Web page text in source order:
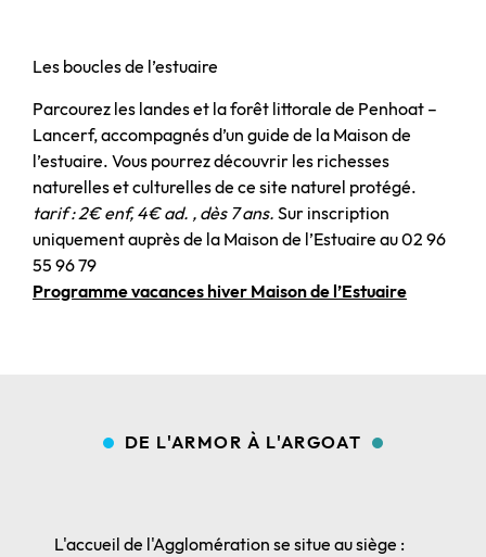
Les boucles de l’estuaire
Parcourez les landes et la forêt littorale de Penhoat –
Lancerf, accompagnés d’un guide de la Maison de
l’estuaire. Vous pourrez découvrir les richesses
naturelles et culturelles de ce site naturel protégé.
tarif : 2€ enf, 4€ ad. , dès 7 ans. Sur inscription
uniquement auprès de la Maison de l’Estuaire au 02 96
55 96 79
Programme vacances hiver Maison de l’Estuaire
DE L'ARMOR À L'ARGOAT
L'accueil de l'Agglomération se situe au siège :